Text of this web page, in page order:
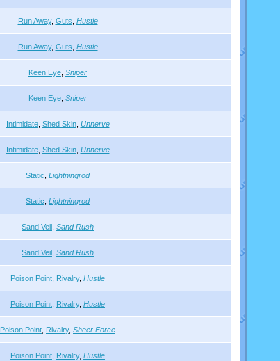
Run Away, Guts Hustle
Run Away, Guts Hustle
Keen Eye Sniper
Keen Eye Sniper
Intimidate, Shed Skin, Unnerve
Intimidate, Shed Skin, Unnerve
Static Lightningrod
Static Lightningrod
Sand Veil Sand Rush
Sand Veil Sand Rush
Poison Point Rivalry, Hustle
Poison Point Rivalry, Hustle
Poison Point Rivalry, Sheer Force
Poison Point Rivalry, Hustle